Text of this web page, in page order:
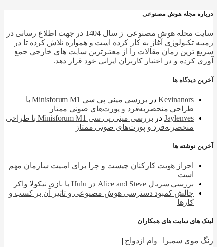
مجله هوش مصنوعی
سایت مجله هوش مصنوعی از سال 1404 در جهت اطلاع رسانی در
تکنولوژی آغاز به کار کرده است و همواره تلاش کرده تا در
ترین زمان مقالات را از معتبرترین سایت های خارجی جمع
کرده و در اختیار کاربران ایرانی خود قرار دهد.
دیدگاه ها
Kevinanorsدر
بررسی مینی پی ‌سی Minisforum M1 با
طراحی منحصربه‌فرد و پورت‌های صوتی ممتاز
Jaylenvesدر
بررسی مینی پی ‌سی Minisforum M1 با طراحی
منحصربه‌فرد و پورت‌های صوتی ممتاز
نوشته ها
احراز هویت کارکنان چیست و چرا برای امنیت سازمان مهم
بررسی سریال Alice and Steve در Hulu با بازی نیکولا واکر
چالش کمبود دسترسی هوش مصنوعی و تاثیر آن بر کسب و
کارها
های سایت های همکاران
موی سمیرا|وام ازدواج |